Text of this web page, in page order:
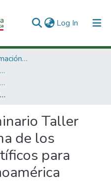
Log In (current)
3. Recursos de Información Científica y Tecnológica
3.2.1. Políticas, estudios, evaluaciones e indicadores de CTeI
Políticas de Ciencia, Tecnología e Innovación
Seminario Taller sobre el Problema de los Indicadores Científicos para Colombia y Latinoamérica
Taller
de los
para